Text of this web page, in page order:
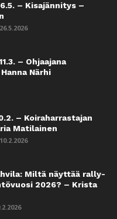
– Kisajännitys –
26.5.2026
– Ohjaajana
Närhi
– Koiraharrastajan
Matilainen
10.2.2026
Miltä näyttää rally-
2026? – Krista